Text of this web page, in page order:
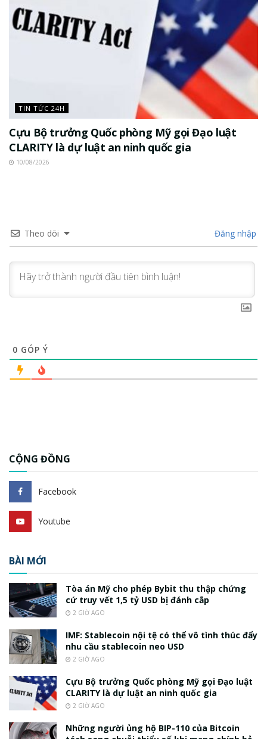
TIN TỨC 24H
Cựu Bộ trưởng Quốc phòng Mỹ gọi Đạo luật
CLARITY là dự luật an ninh quốc gia
10/08/2026
Theo dõi Đăng nhập
0 GÓP Ý
CỘNG ĐỒNG
Facebook
Youtube
BÀI MỚI
Tòa án Mỹ cho phép Bybit thu thập chứng
cứ truy vết 1,5 tỷ USD bị đánh cắp
2 GIỜ AGO
IMF: Stablecoin nội tệ có thể vô tình thúc đẩy
nhu cầu stablecoin neo USD
2 GIỜ AGO
Cựu Bộ trưởng Quốc phòng Mỹ gọi Đạo luật
CLARITY là dự luật an ninh quốc gia
2 GIỜ AGO
Những người ủng hộ BIP-110 của Bitcoin